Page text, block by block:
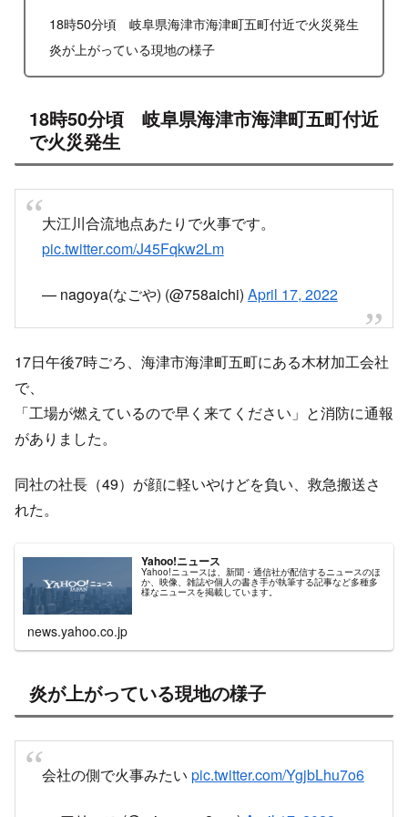
18時50分頃 岐阜県海津市海津町五町付近で火災発生
炎が上がっている現地の様子
18時50分頃 岐阜県海津市海津町五町付近
で火災発生
大江川合流地点あたりで火事です。
pic.twitter.com/J45Fqkw2Lm
— nagoya(なごや) (@758aichi)April 17, 2022
17日午後7時ごろ、海津市海津町五町にある木材加工会社
で、
「工場が燃えているので早く来てください」と消防に通報
がありました。
同社の社長（49）が顔に軽いやけどを負い、救急搬送さ
れた。
Yahoo!ニュース
Yahoo!ニュースは、新聞・通信社が配信するニュースのほ
か、映像、雑誌や個人の書き手が執筆する記事など多種多
様なニュースを掲載しています。
news.yahoo.co.jp
炎が上がっている現地の様子